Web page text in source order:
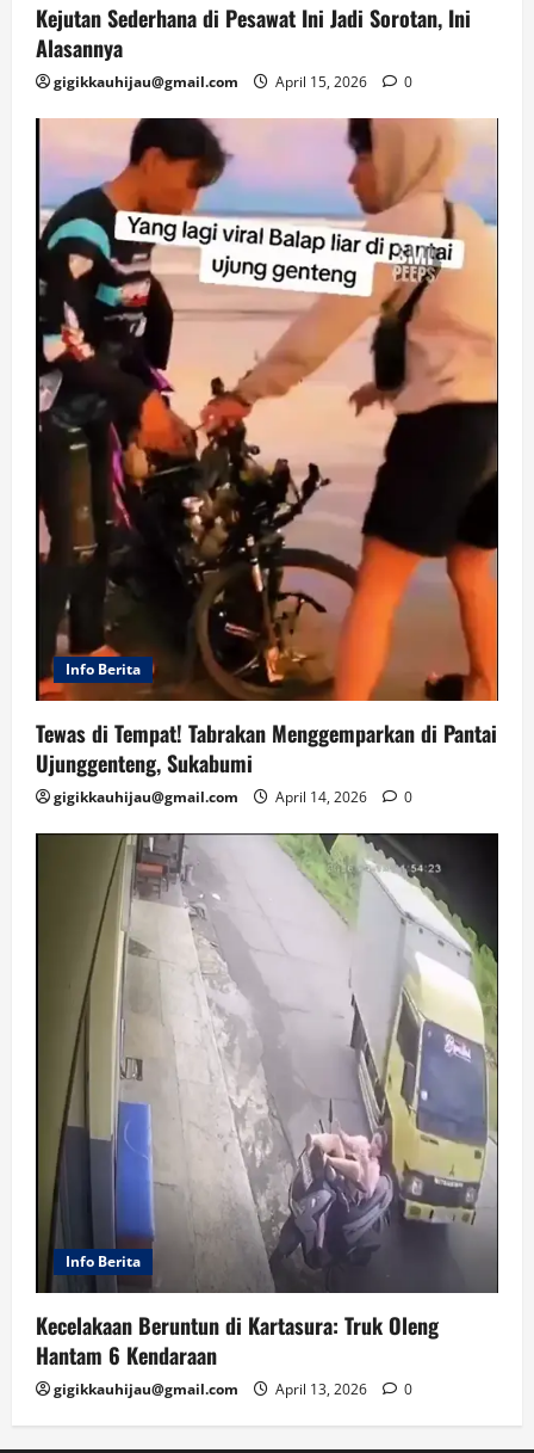
Kejutan Sederhana di Pesawat Ini Jadi Sorotan, Ini
Alasannya
gigikkauhijau@gmail.com April 15, 2026 0
Info Berita
Tewas di Tempat! Tabrakan Menggemparkan di Pantai
Ujunggenteng, Sukabumi
gigikkauhijau@gmail.com April 14, 2026 0
Info Berita
Kecelakaan Beruntun di Kartasura: Truk Oleng
Hantam 6 Kendaraan
gigikkauhijau@gmail.com April 13, 2026 0